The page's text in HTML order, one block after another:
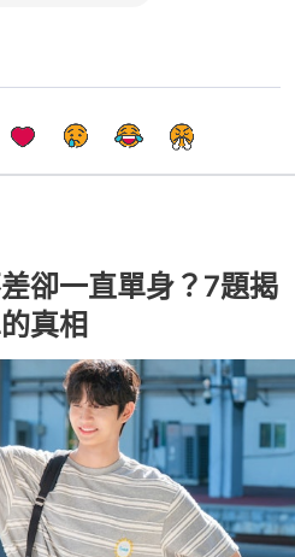
卻一直單身？7題揭
真相